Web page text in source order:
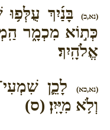
(נא,כ)
בָּנַ֜יִךְ
כְּת֣וֹא מִכְמָ֑ר
אֱלֹהָֽיִךְ׃
(נא,כא)
לָכֵ֛ן
וְלֹ֥א מִיָּֽיִן׃ (ס)